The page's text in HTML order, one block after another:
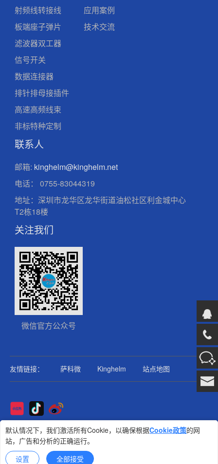
射频线转接线
板端座子弹片
滤波器双工器
信号开关
数据连接器
排针排母接插件
高速高频线束
非标特种定制
应用案例
技术交流
联系人
邮箱: kinghelm@kinghelm.net
电话：
0755-83044319
地址：深圳市龙华区龙华街道油松社区利金城中心
T2栋18楼
关注我们
微信官方公众号
友情链接： 萨科微 Kinghelm 站点地图
Copyright@2025版权所有
金航标
技术支持: 集群科技
设置 全部接受
默认情况下，我们激活所有Cookie，以确保根据Cookie政策的网
站，广告和分析的正确运行。